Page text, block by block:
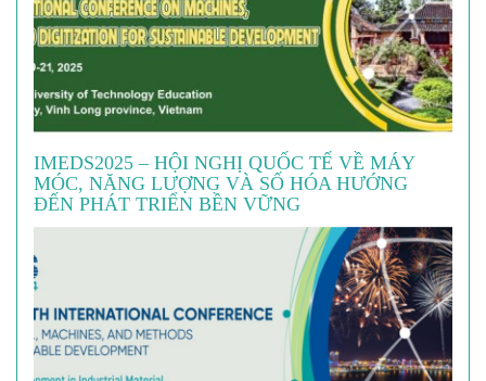
IMEDS2025 – HỘI NGHỊ QUỐC TẾ VỀ MÁY
MÓC, NĂNG LƯỢNG VÀ SỐ HÓA HƯỚNG
ĐẾN PHÁT TRIỂN BỀN VỮNG